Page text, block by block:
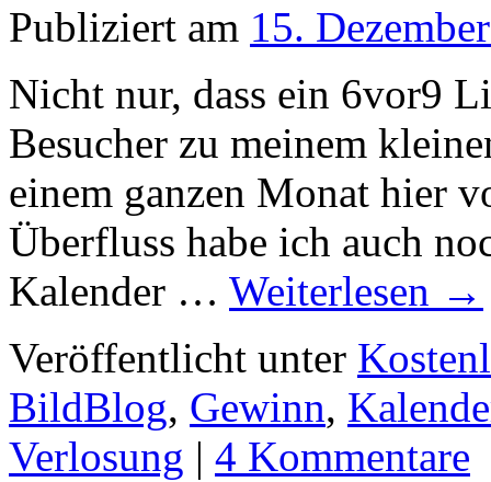
Publiziert am 15.
Nicht nur, dass ein 6vor9
Besucher zu meinem
einem ganzen Monat hier
Überfluss habe ich auch
Kalender … Weiterlesen →
Veröffentlicht unter
BildBlog, Gewinn,
Verlosung | 4 Kommentare